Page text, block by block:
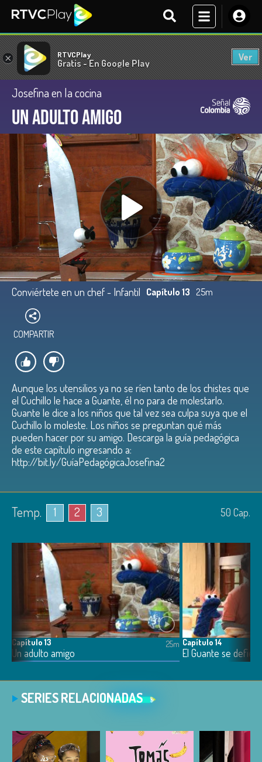
× RTVCPlay
Gratis - En Google Play
Ver
Josefina en la cocina
Un adulto amigo
Conviértete en un chef - Infantil Capítulo 13 25m
COMPARTIR
Aunque los utensilios ya no se ríen tanto de los chistes que
el Cuchillo le hace a Guante, él no para de molestarlo.
Guante le dice a los niños que tal vez sea culpa suya que el
Cuchillo lo moleste. Los niños se preguntan qué más
pueden hacer por su amigo. Descarga la guía pedagógica
de este capítulo ingresando a:
http://bit.ly/GuíaPedagógicaJosefina2
Temp. 1 2 3 50 Cap.
Capítulo 13
Un adulto amigo
25m Capítulo 14
El Guante se
SERIES RELACIONADAS